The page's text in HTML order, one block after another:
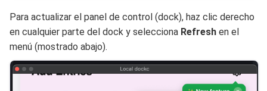
Para actualizar el panel de control (dock), haz clic derecho
en cualquier parte del dock y selecciona Refresh en el
menú (mostrado abajo).